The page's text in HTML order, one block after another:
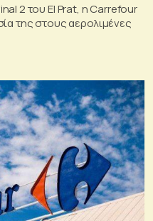
2 του El Prat, η Carrefour
της στους αερολιμένες